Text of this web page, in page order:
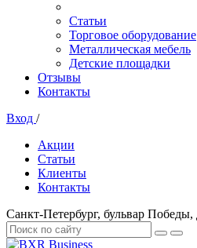
Статьи
Торговое оборудование
Металлическая мебель
Детские площадки
Отзывы
Контакты
Вход /
Акции
Статьи
Клиенты
Контакты
Санкт-Петербург, бульвар